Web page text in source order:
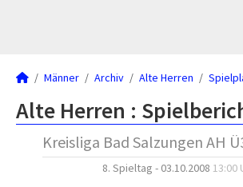
Männer Archiv Alte Herren
Alte Herren :
Kreisliga Bad Salzungen AH
8. Spieltag - 03.10.2008 13:00